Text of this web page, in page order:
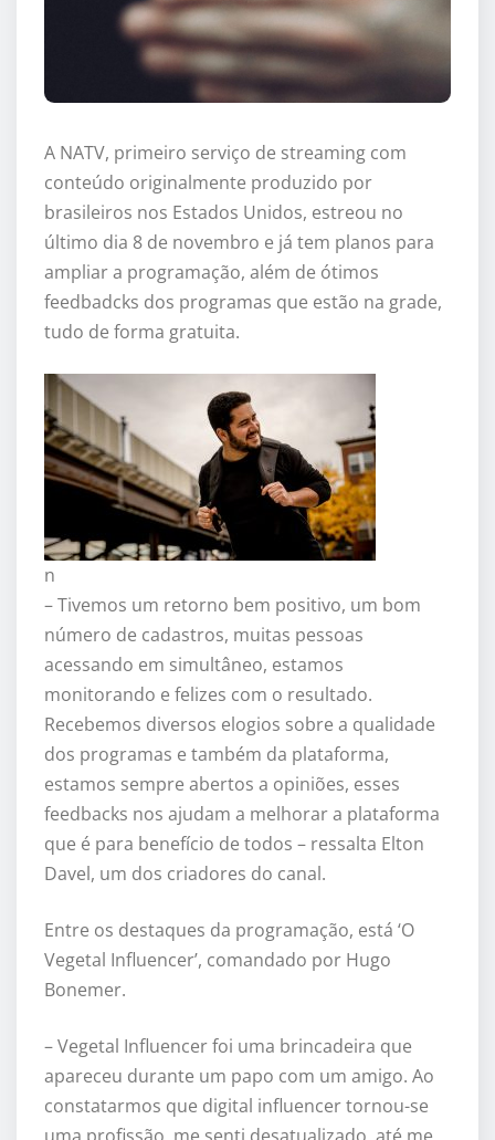
A NATV, primeiro serviço de streaming com
conteúdo originalmente produzido por
brasileiros nos Estados Unidos, estreou no
último dia 8 de novembro e já tem planos para
ampliar a programação, além de ótimos
feedbadcks dos programas que estão na grade,
tudo de forma gratuita.
n
– Tivemos um retorno bem positivo, um bom
número de cadastros, muitas pessoas
acessando em simultâneo, estamos
monitorando e felizes com o resultado.
Recebemos diversos elogios sobre a qualidade
dos programas e também da plataforma,
estamos sempre abertos a opiniões, esses
feedbacks nos ajudam a melhorar a plataforma
que é para benefício de todos – ressalta Elton
Davel, um dos criadores do canal.
Entre os destaques da programação, está ‘O
Vegetal Influencer’, comandado por Hugo
Bonemer.
– Vegetal Influencer foi uma brincadeira que
apareceu durante um papo com um amigo. Ao
constatarmos que digital influencer tornou-se